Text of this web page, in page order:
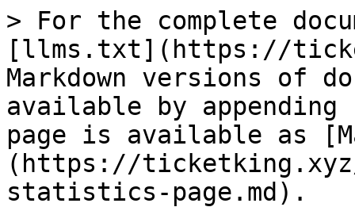
> For the complete
[llms.txt](https://
Markdown versions of
available by
page is available as
(https://
statistics-page.md).